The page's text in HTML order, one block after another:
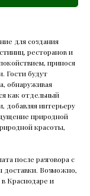
для создания
ресторанов и
принося
Гости будут
обнаруживая
как отдельный
добавляя интерьеру
природной
красоты,
после разговора с
Возможно,
в Краснодаре и